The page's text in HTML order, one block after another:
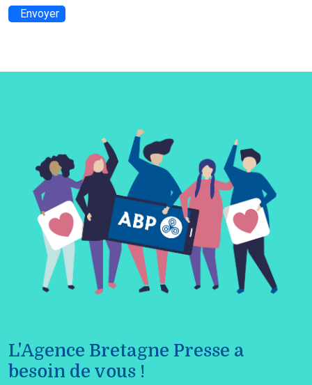
Envoyer
L'Agence Bretagne Presse a
besoin de vous !